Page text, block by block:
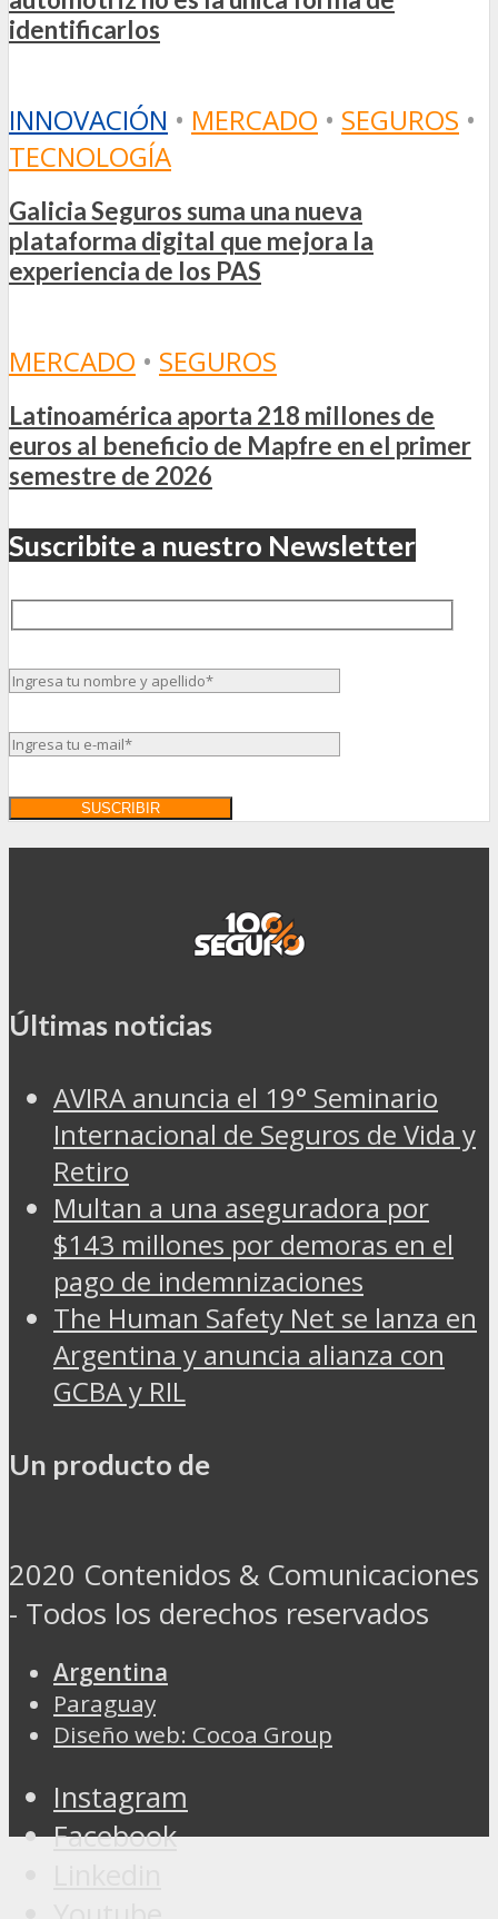
identificarlos
INNOVACIÓN • MERCADO • SEGUROS •
TECNOLOGÍA
Galicia Seguros suma una nueva
plataforma digital que mejora la
experiencia de los PAS
MERCADO • SEGUROS
Latinoamérica aporta 218 millones de
euros al beneficio de Mapfre en el primer
semestre de 2026
Suscribite a nuestro Newsletter
Últimas noticias
AVIRA anuncia el 19° Seminario
Internacional de Seguros de Vida y
Retiro
Multan a una aseguradora por
$143 millones por demoras en el
pago de indemnizaciones
The Human Safety Net se lanza en
Argentina y anuncia alianza con
GCBA y RIL
Un producto de
2020 Contenidos & Comunicaciones
- Todos los derechos reservados
Argentina
Paraguay
Diseño web: Cocoa Group
Instagram
Facebook